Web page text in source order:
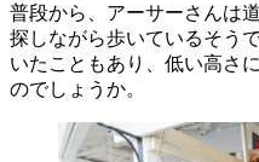
普段から、アーサーさんは
探しながら歩いているそう
いたこともあり、低い高さ
のでしょうか。